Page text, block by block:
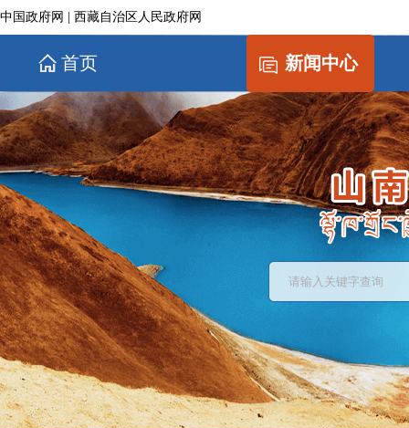
中国政府网 西藏自治区人民政府网
首页 新闻中心